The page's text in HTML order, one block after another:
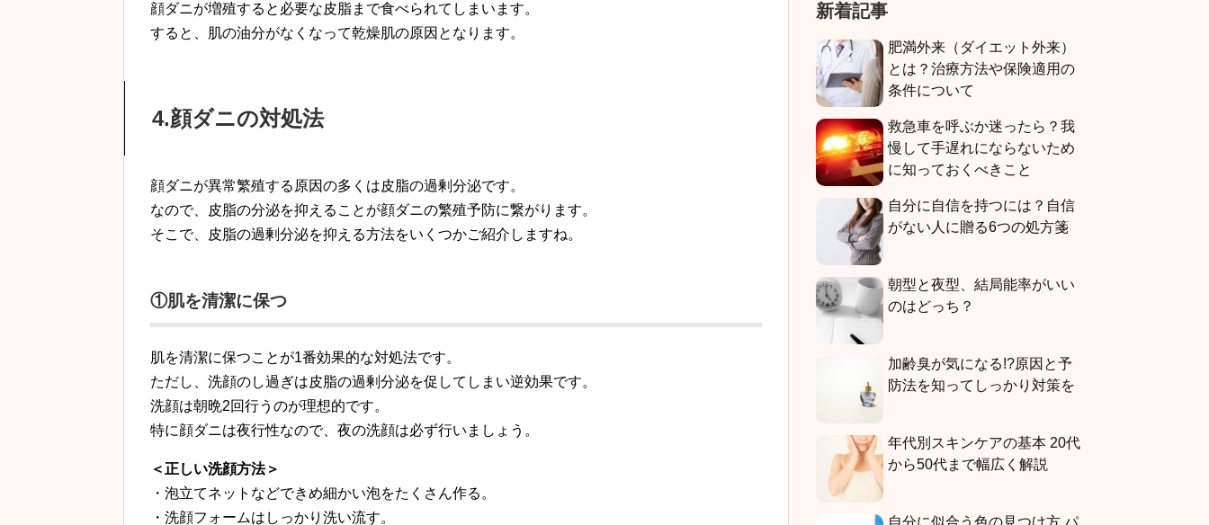
顔ダニが増殖すると必要な皮脂まで食べられてしまいます。
すると、肌の油分がなくなって乾燥肌の原因となります。
4.顔ダニの対処法
顔ダニが異常繁殖する原因の多くは皮脂の過剰分泌です。
なので、皮脂の分泌を抑えることが顔ダニの繁殖予防に繋がります。
そこで、皮脂の過剰分泌を抑える方法をいくつかご紹介しますね。
①肌を清潔に保つ
肌を清潔に保つことが1番効果的な対処法です。
ただし、洗顔のし過ぎは皮脂の過剰分泌を促してしまい逆効果です。
洗顔は朝晩2回行うのが理想的です。
特に顔ダニは夜行性なので、夜の洗顔は必ず行いましょう。
＜正しい洗顔方法＞
・泡立てネットなどできめ細かい泡をたくさん作る。
・洗顔フォームはしっかり洗い流す。
新着記事
肥満外来（ダイエット外来）
とは？治療方法や保険適用の
条件について
救急車を呼ぶか迷ったら？我
慢して手遅れにならないため
に知っておくべきこと
自分に自信を持つには？自信
がない人に贈る6つの処方箋
朝型と夜型、結局能率がいい
のはどっち？
加齢臭が気になる!?原因と予
防法を知ってしっかり対策を
年代別スキンケアの基本 20代
から50代まで幅広く解説
自分に似合う色の見つけ方 パ